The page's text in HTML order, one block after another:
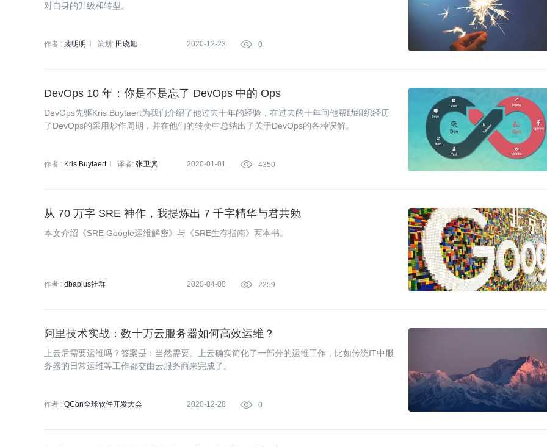
对自身的升级和转型。
作者 : 裴明明 策划: 田晓旭 2020-12-23  0
DevOps 10 年：你是不是忘了 DevOps 中的 Ops
DevOps先驱Kris Buytaert为我们介绍了他过去十年的经验，在过去的十年间他帮助组织经历
了DevOps的采用炒作周期，并在他们的转变中总结出了关于DevOps的各种误解。
作者 : Kris Buytaert 译者: 张卫滨 2020-01-01  4350
从 70 万字 SRE 神作，我提炼出 7 千字精华与君共勉
本文介绍《SRE Google运维解密》与《SRE生存指南》两本书。
作者 : dbaplus社群 2020-04-08  2259
阿里技术实战：数十万云服务器如何高效运维？
上云后需要运维吗？答案是：当然需要。上云确实简化了一部分的运维工作，比如传统IT中服
务器的日常运维等工作都交由云服务商来完成了。
作者 : QCon全球软件开发大会 2020-12-28  0